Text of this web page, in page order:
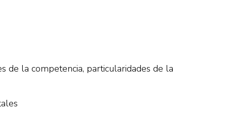
de la competencia, particularidades de la